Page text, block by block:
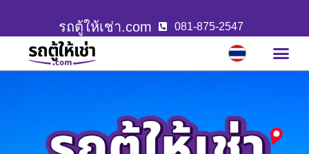
รถตู้ให้เช่า.com 081-875-2547